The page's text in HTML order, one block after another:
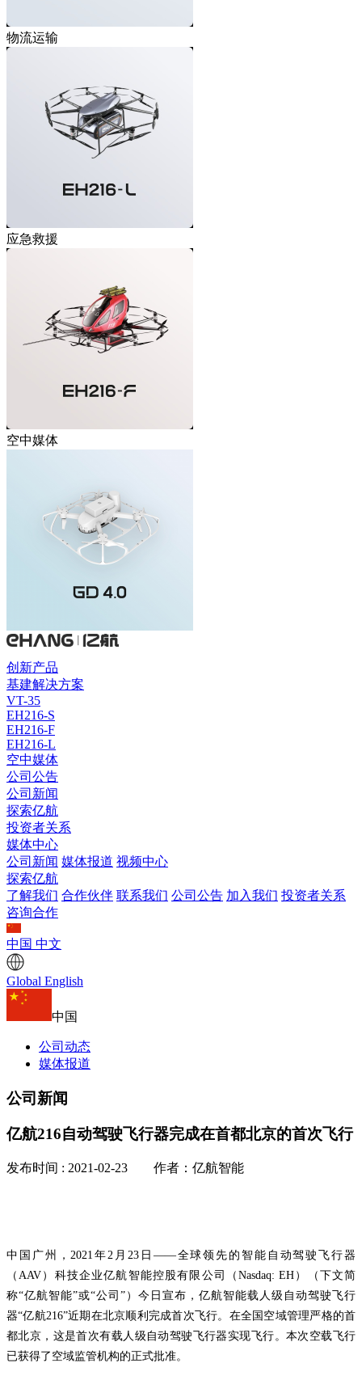
物流运输
应急救援
空中媒体
创新产品
基建解决方案
VT-35
EH216-S
EH216-F
EH216-L
空中媒体
公司公告
公司新闻
探索亿航
投资者关系
媒体中心
公司新闻 媒体报道 视频中心
探索亿航
了解我们 合作伙伴 联系我们 公司公告 加入我们 投资者关系
咨询合作
中国 中文
Global English
中国
公司动态
媒体报道
公司新闻
亿航216自动驾驶飞行器完成在首都北京的首次飞行
发布时间 : 2021-02-23 作者：亿航智能
中国广州，2021年2月23日——全球领先的智能自动驾驶飞行器
（AAV）科技企业亿航智能控股有限公司（Nasdaq: EH）（下文简
称“亿航智能”或“公司”）今日宣布，亿航智能载人级自动驾驶飞行
器“亿航216”近期在北京顺利完成首次飞行。在全国空域管理严格的首
都北京，这是首次有载人级自动驾驶飞行器实现飞行。本次空载飞行
已获得了空域监管机构的正式批准。